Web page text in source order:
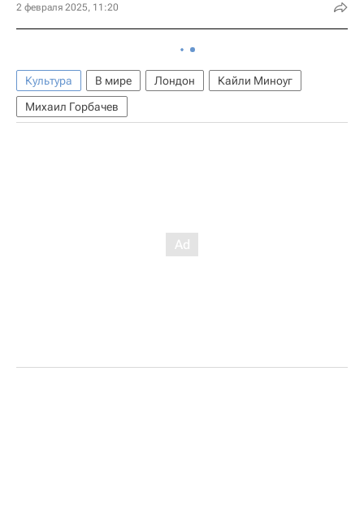
2 февраля 2025, 11:20
Культура В мире Лондон
Кайли Миноуг
Михаил Горбачев